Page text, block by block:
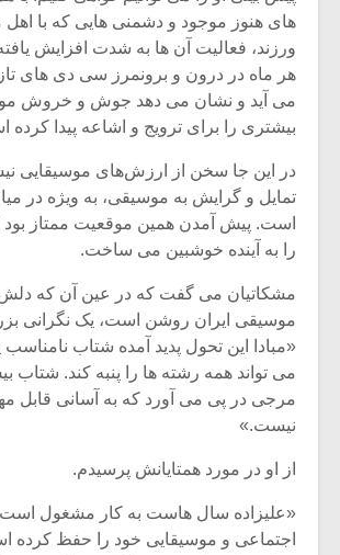
های هنوز موجود و دشمنی هایی که با
ورزند، فعالیت آن ها به شدت افزایش
هر ماه در درون و برونمرز سی دی های
می آید و نشان می دهد جوش و خروش
بیشتری را برای ترویج و اشاعه پیدا
در این جا سخن از ارزش‌های موسیقایی
تمایل و گرایش به موسیقی، به ویژه در
است. پیش آمدن همین موقعیت ممتاز بود
را به آینده خوشبین می ساخت.
مشکاتیان می گفت که در عین آن که دلش
موسیقی ایران روشن است، یک نگرانی
«مبادا این تحول پدید آمده شتاب نامناسب
می تواند همه رشته ها را پنبه کند. شتاب
مرجی در پی می آورد که به آسانی قابل
نیست.»
از او در مورد همتایانش پرسیدم.
«علیزاده سال هاست به کار مشغول
اجتماعی و موسیقایی خود را حفظ